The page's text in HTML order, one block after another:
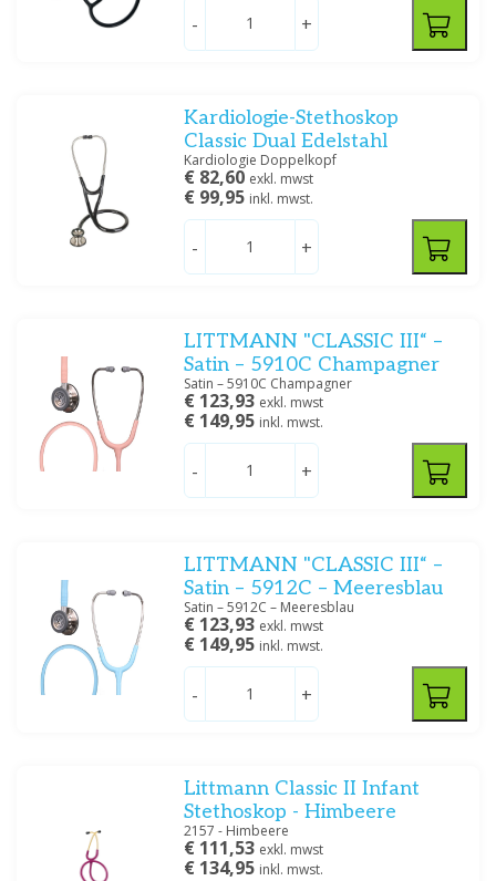
- +
Kardiologie-Stethoskop
Classic Dual Edelstahl
Kardiologie Doppelkopf
€ 82,60 exkl. mwst
€ 99,95 inkl. mwst.
- +
LITTMANN "CLASSIC III“ –
Satin – 5910C Champagner
Satin – 5910C Champagner
€ 123,93 exkl. mwst
€ 149,95 inkl. mwst.
- +
LITTMANN "CLASSIC III“ –
Satin – 5912C – Meeresblau
Satin – 5912C – Meeresblau
€ 123,93 exkl. mwst
€ 149,95 inkl. mwst.
- +
Littmann Classic II Infant
Stethoskop - Himbeere
2157 - Himbeere
€ 111,53 exkl. mwst
€ 134,95 inkl. mwst.